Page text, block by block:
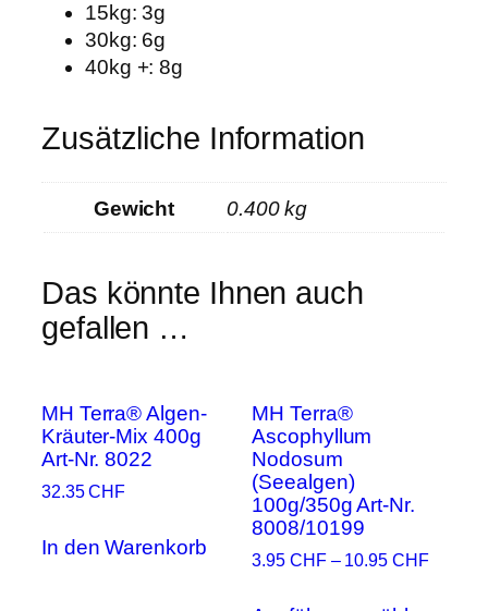
15kg: 3g
30kg: 6g
40kg +: 8g
Zusätzliche Information
Gewicht 0.400 kg
Das könnte Ihnen auch
gefallen …
MH Terra® Algen-
Kräuter-Mix 400g
Art-Nr. 8022
32.35CHF
In den Warenkorb
MH Terra®
Ascophyllum
Nodosum
(Seealgen)
100g/350g Art-Nr.
8008/10199
3.95 CHF– 10.95 CHF